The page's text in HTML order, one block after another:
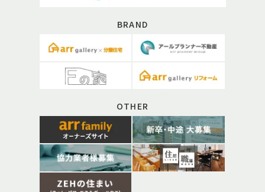
BRAND
OTHER